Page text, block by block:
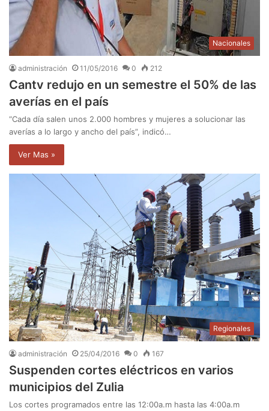
Nacionales
administración 11/05/2016 0 212
Cantv redujo en un semestre el 50% de las
averías en el país
“Cada día salen unos 2.000 hombres y mujeres a solucionar las
averías a lo largo y ancho del país”, indicó…
Ver Mas »
Regionales
administración 25/04/2016 0 167
Suspenden cortes eléctricos en varios
municipios del Zulia
Los cortes programados entre las 12:00a.m hasta las 4:00a.m